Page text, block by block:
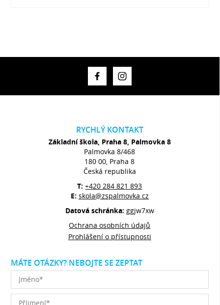
RYCHLÝ KONTAKT
Základní škola, Praha 8, Palmovka 8
Palmovka 8/468
180 00, Praha 8
Česká republika
T:+420 284 821 893
E: skola@zspalmovka.cz
Datová schránka: ggjw7xw
Ochrana osobních údajů
Prohlášení o přístupnosti
MÁTE OTÁZKY? NEBOJTE SE ZEPTAT